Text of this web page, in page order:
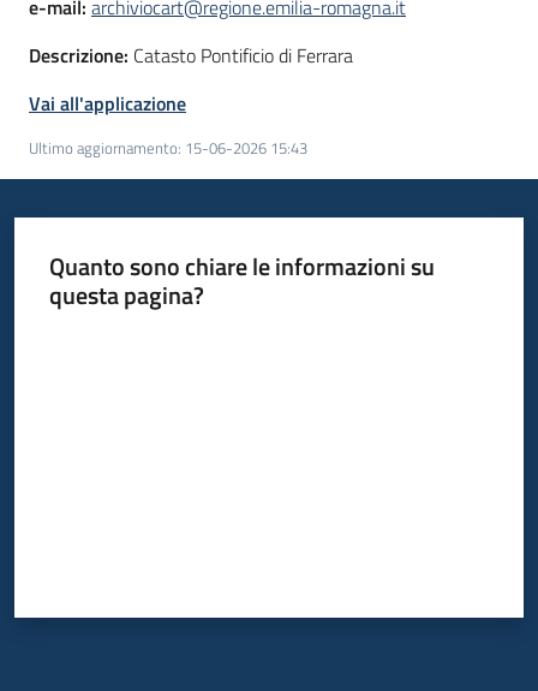
e-mail: archiviocart@regione.emilia-romagna.it
Descrizione: Catasto Pontificio di Ferrara
Vai all'applicazione
Ultimo aggiornamento: 15-06-2026 15:43
Quanto sono chiare le informazioni su
questa pagina?